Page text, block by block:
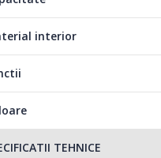
cu grija; zonele mai
perioada cea mai scurta
cel putin o data in
lor.
interior
TEHNICE